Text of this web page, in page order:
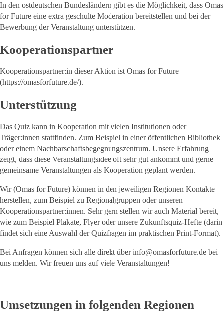
In den ostdeutschen Bundesländern gibt es die Möglichkeit, dass Omas
for Future eine extra geschulte Moderation bereitstellen und bei der
Bewerbung der Veranstaltung unterstützen.
Kooperationspartner
Kooperationspartner:in dieser Aktion ist Omas for Future
(https://omasforfuture.de/).
Unterstützung
Das Quiz kann in Kooperation mit vielen Institutionen oder
Träger:innen stattfinden. Zum Beispiel in einer öffentlichen Bibliothek
oder einem Nachbarschaftsbegegnungszentrum. Unsere Erfahrung
zeigt, dass diese Veranstaltungsidee oft sehr gut ankommt und gerne
gemeinsame Veranstaltungen als Kooperation geplant werden.
Wir (Omas for Future) können in den jeweiligen Regionen Kontakte
herstellen, zum Beispiel zu Regionalgruppen oder unseren
Kooperationspartner:innen. Sehr gern stellen wir auch Material bereit,
wie zum Beispiel Plakate, Flyer oder unsere Zukunftsquiz-Hefte (darin
findet sich eine Auswahl der Quizfragen im praktischen Print-Format).
Bei Anfragen können sich alle direkt überinfo@omasforfuture.de bei
uns melden. Wir freuen uns auf viele Veranstaltungen!
Umsetzungen in folgenden Regionen